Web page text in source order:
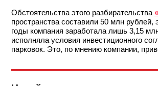
Обстоятельства этого разбирательства
пространства составили 50 млн рублей,
годы компания заработала лишь 3,15
исполняла условия инвестиционного
парковок. Это, по мнению компании,